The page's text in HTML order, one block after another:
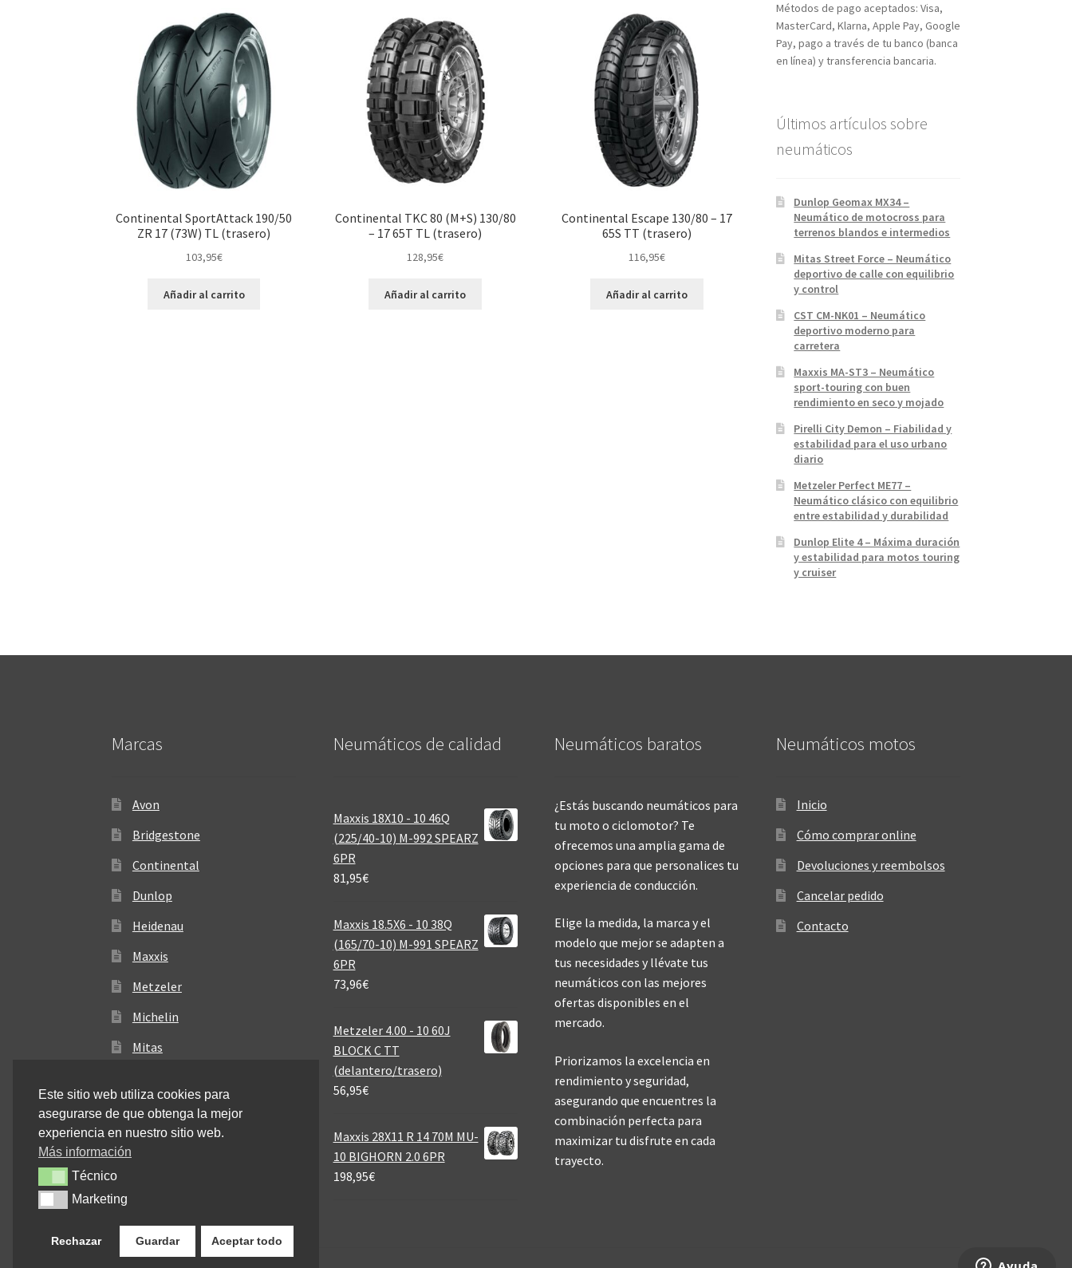
Continental SportAttack 190/50
ZR 17 (73W) TL (trasero)
103,95€
Añadir al carrito
Continental TKC 80 (M+S) 130/80
– 17 65T TL (trasero)
128,95€
Añadir al carrito
Continental Escape 130/80 – 17
65S TT (trasero)
116,95€
Añadir al carrito
Métodos de pago aceptados: Visa,
MasterCard, Klarna, Apple Pay, Google
Pay, pago a través de tu banco (banca
en línea) y transferencia bancaria.
Últimos artículos sobre
neumáticos
Dunlop Geomax MX34 –
Neumático de motocross para
terrenos blandos e intermedios
Mitas Street Force – Neumático
deportivo de calle con equilibrio
y control
CST CM-NK01 – Neumático
deportivo moderno para
carretera
Maxxis MA-ST3 – Neumático
sport-touring con buen
rendimiento en seco y mojado
Pirelli City Demon – Fiabilidad y
estabilidad para el uso urbano
diario
Metzeler Perfect ME77 –
Neumático clásico con equilibrio
entre estabilidad y durabilidad
Dunlop Elite 4 – Máxima duración
y estabilidad para motos touring
y cruiser
Marcas
Avon
Bridgestone
Continental
Dunlop
Heidenau
Maxxis
Metzeler
Michelin
Mitas
Neumáticos de calidad‎
Maxxis 18X10 - 10 46Q
(225/40-10) M-992 SPEARZ
6PR
81,95€
Maxxis 18.5X6 - 10 38Q
(165/70-10) M-991 SPEARZ
6PR
73,96€
Metzeler 4.00 - 10 60J
BLOCK C TT
(delantero/trasero)
56,95€
Maxxis 28X11 R 14 70M MU-
10 BIGHORN 2.0 6PR
198,95€
Neumáticos baratos
¿Estás buscando neumáticos para
tu moto o ciclomotor? Te
ofrecemos una amplia gama de
opciones para que personalices tu
experiencia de conducción.
Elige la medida, la marca y el
modelo que mejor se adapten a
tus necesidades y llévate tus
neumáticos con las mejores
ofertas disponibles en el
mercado.
Priorizamos la excelencia en
rendimiento y seguridad,
asegurando que encuentres la
combinación perfecta para
maximizar tu disfrute en cada
trayecto.
Neumáticos motos
Inicio
Cómo comprar online
Devoluciones y reembolsos
Cancelar pedido
Contacto
Este sitio web utiliza cookies para
asegurarse de que obtenga la mejor
experiencia en nuestro sitio web.
Más información
TécnicoTécnico
MarketingMarketing
Rechazar Guardar Aceptar todo